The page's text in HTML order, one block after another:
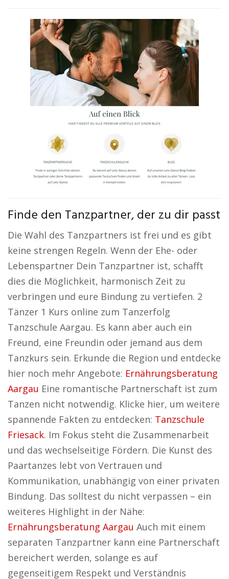
Finde den Tanzpartner, der zu dir passt
Die Wahl des Tanzpartners ist frei und es gibt
keine strengen Regeln. Wenn der Ehe- oder
Lebenspartner Dein Tanzpartner ist, schafft
dies die Möglichkeit, harmonisch Zeit zu
verbringen und eure Bindung zu vertiefen. 2
Tänzer 1 Kurs online zum Tanzerfolg
Tanzschule Aargau. Es kann aber auch ein
Freund, eine Freundin oder jemand aus dem
Tanzkurs sein. Erkunde die Region und entdecke
hier noch mehr Angebote: Ernährungsberatung
Aargau Eine romantische Partnerschaft ist zum
Tanzen nicht notwendig. Klicke hier, um weitere
spannende Fakten zu entdecken: Tanzschule
Friesack. Im Fokus steht die Zusammenarbeit
und das wechselseitige Fördern. Die Kunst des
Paartanzes lebt von Vertrauen und
Kommunikation, unabhängig von einer privaten
Bindung. Das solltest du nicht verpassen – ein
weiteres Highlight in der Nähe:
Ernährungsberatung Aargau Auch mit einem
separaten Tanzpartner kann eine Partnerschaft
bereichert werden, solange es auf
gegenseitigem Respekt und Verständnis